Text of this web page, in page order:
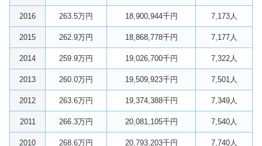
2016 263.5万円 18,900,944千円 7,173人
2015 262.9万円 18,868,778千円 7,177人
2014 259.9万円 19,026,700千円 7,322人
2013 260.0万円 19,509,923千円 7,501人
2012 263.6万円 19,374,388千円 7,349人
2011 266.3万円 20,081,105千円 7,540人
2010 268.6万円 20,793,203千円 7,740人